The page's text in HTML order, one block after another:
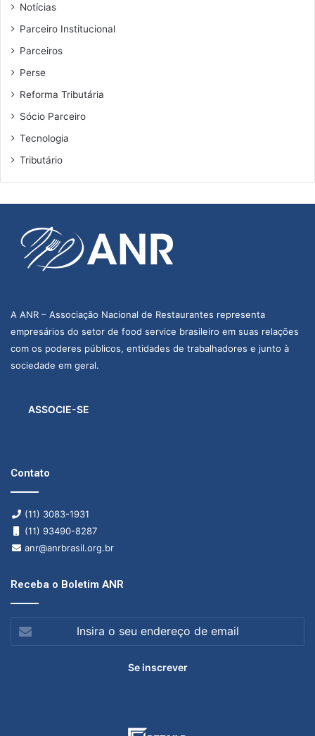
Notícias
Parceiro Institucional
Parceiros
Perse
Reforma Tributária
Sócio Parceiro
Tecnologia
Tributário
A ANR – Associação Nacional de Restaurantes representa
empresários do setor de food service brasileiro em suas relações
com os poderes públicos, entidades de trabalhadores e junto à
sociedade em geral.
ASSOCIE-SE
Contato
(11) 3083-1931
(11) 93490-8287
anr@anrbrasil.org.br
Receba o Boletim ANR